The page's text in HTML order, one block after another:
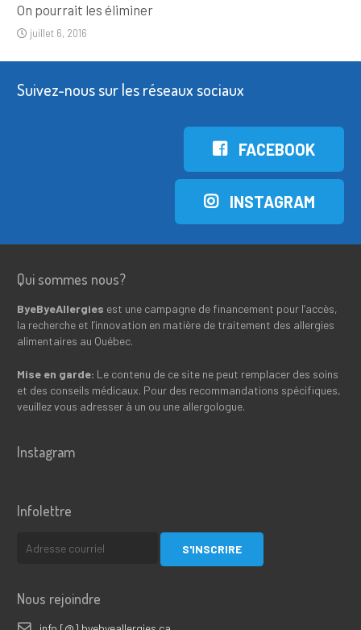
On pourrait les éliminer
juillet 6, 2016
Suivez-nous sur les réseaux sociaux
FACEBOOK
INSTAGRAM
Qui sommes nous?
ByeByeAllergies est une campagne de financement pour l’accès,
la recherche et l’innovation en matière de traitement des allergies
alimentaires au Québec.
Mise en garde: Le contenu de ce site ne peut remplacer des soins
et des conseils médicaux. Pour des recommandations spécifiques,
veuillez vous adresser à un ou une allergologue.
Instagram
Infolettre
Nous rejoindre